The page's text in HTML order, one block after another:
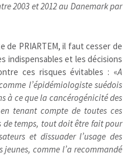
2003 et 2012 au Danemark par
de PRIARTEM, il faut cesser de
indispensables et les décisions
ces risques évitables : «A
l’épidémiologiste suédois
à ce que la cancérogénicité des
tenant compte de toutes ces
de temps, tout doit être fait pour
et dissuader l’usage des
comme l’a recommandé